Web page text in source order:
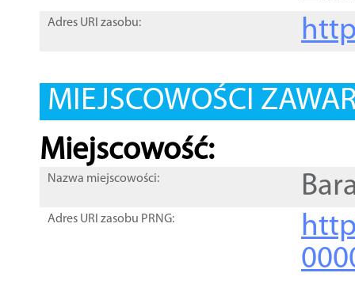
Adres URI zasobu:
MIEJSCOWOŚCI
Miejscowość:
Nazwa miejscowości:
Adres URI zasobu PRNG: